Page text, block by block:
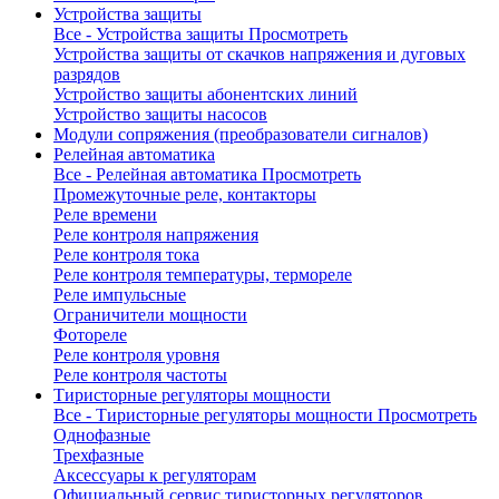
Устройства защиты
Все - Устройства защиты Просмотреть
Устройства защиты от скачков напряжения и дуговых
разрядов
Устройство защиты абонентских линий
Устройство защиты насосов
Модули сопряжения (преобразователи сигналов)
Релейная автоматика
Все - Релейная автоматика Просмотреть
Промежуточные реле, контакторы
Реле времени
Реле контроля напряжения
Реле контроля тока
Реле контроля температуры, термореле
Реле импульсные
Ограничители мощности
Фотореле
Реле контроля уровня
Реле контроля частоты
Тиристорные регуляторы мощности
Все - Тиристорные регуляторы мощности Просмотреть
Однофазные
Трехфазные
Аксессуары к регуляторам
Официальный сервис тиристорных регуляторов